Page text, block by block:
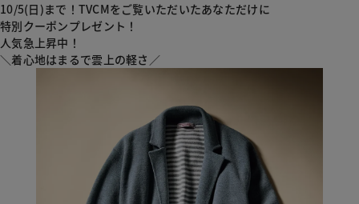
10/5(日)まで！TVCMをご覧いただいたあなただけに
特別クーポンプレゼント！
人気急上昇中！
＼着心地はまるで雲上の軽さ／